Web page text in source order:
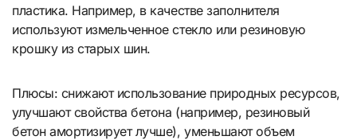
пластика. Например, в качестве заполнителя
используют измельченное стекло или резиновую
крошку из старых шин.
Плюсы: снижают использование природных ресурсов,
улучшают свойства бетона (например, резиновый
бетон амортизирует лучше), уменьшают объем